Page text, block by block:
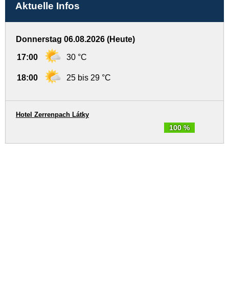
Aktuelle Infos
Donnerstag 06.08.2026 (Heute)
17:00 30 °C
18:00 25 bis 29 °C
100 %
Hotel Zerrenpach Látky